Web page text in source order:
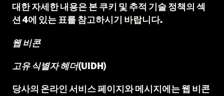
대한 자세한 내용은 본 쿠키 및 추적 기술 정책의 섹
션 4에 있는 표를 참고하시기 바랍니다.
웹 비콘
고유 식별자 헤더(UIDH)
당사의 온라인 서비스 페이지와 메시지에는 웹 비콘